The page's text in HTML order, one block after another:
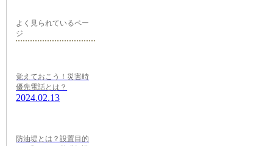
よく見られているペー
ジ
覚えておこう！災害時
優先電話とは？
2024.02.13
防油堤とは？設置目的